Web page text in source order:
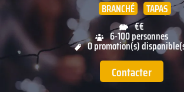
BRANCHÉ
TAPAS
€€
6-100 personnes
0 promotion(s)
Contacter